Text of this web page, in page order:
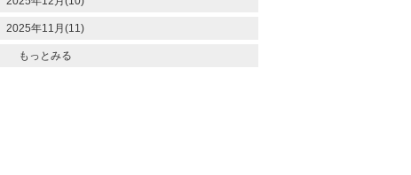
2025年11月(11)
もっとみる